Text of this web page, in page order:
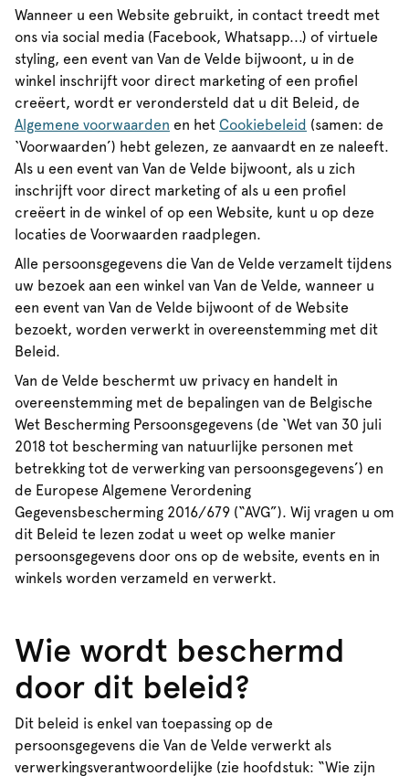
Wanneer u een Website gebruikt, in contact treedt met
ons via social media (Facebook, Whatsapp...) of virtuele
styling, een event van Van de Velde bijwoont, u in de
winkel inschrijft voor direct marketing of een profiel
creëert, wordt er verondersteld dat u dit Beleid, de
Algemene voorwaarden en het Cookiebeleid (samen: de
‘Voorwaarden’) hebt gelezen, ze aanvaardt en ze naleeft.
Als u een event van Van de Velde bijwoont, als u zich
inschrijft voor direct marketing of als u een profiel
creëert in de winkel of op een Website, kunt u op deze
locaties de Voorwaarden raadplegen.
Alle persoonsgegevens die Van de Velde verzamelt tijdens
uw bezoek aan een winkel van Van de Velde, wanneer u
een event van Van de Velde bijwoont of de Website
bezoekt, worden verwerkt in overeenstemming met dit
Beleid.
Van de Velde beschermt uw privacy en handelt in
overeenstemming met de bepalingen van de Belgische
Wet Bescherming Persoonsgegevens (de ‘Wet van 30 juli
2018 tot bescherming van natuurlijke personen met
betrekking tot de verwerking van persoonsgegevens’) en
de Europese Algemene Verordening
Gegevensbescherming 2016/679 (“AVG”). Wij vragen u om
dit Beleid te lezen zodat u weet op welke manier
persoonsgegevens door ons op de website, events en in
winkels worden verzameld en verwerkt.
Wie wordt beschermd
door dit beleid?
Dit beleid is enkel van toepassing op de
persoonsgegevens die Van de Velde verwerkt als
verwerkingsverantwoordelijke (zie hoofdstuk: “Wie zijn